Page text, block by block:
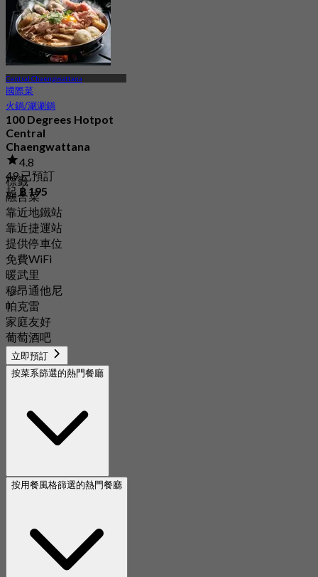
Central Chaengwattana
國際菜
火鍋/涮涮鍋
100 Degrees Hotpot
Central
Chaengwattana
4.8
49 已預訂
起 ฿ 195
標籤
融合菜
靠近地鐵站
靠近捷運站
提供停車位
免費WiFi
暖武里
穆昂通他尼
帕克雷
家庭友好
葡萄酒吧
立即預訂
按菜系篩選的熱門餐廳
按用餐風格篩選的熱門餐廳